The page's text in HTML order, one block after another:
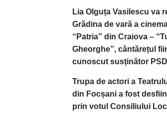
Lia Olguța Vasilescu va
Grădina de vară a
“Patria” din Craiova –
Gheorghe”, cântărețul
cunoscut susținător PSD
Trupa de actori a
din Focșani a fost
prin votul Consiliului